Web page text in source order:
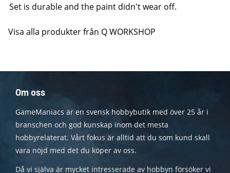
Set is durable and the paint didn't wear off.
Visa alla produkter från Q WORKSHOP
Om oss
GameManiacs är en svensk hobbybutik med över 25 år i
branschen och god kunskap inom det mesta
hobbyrelaterat. Vårt fokus är alltid att du som kund skall
vara nöjd med det du köper av oss.
Då vi själva är mycket intresserade av hobbyn försöker vi